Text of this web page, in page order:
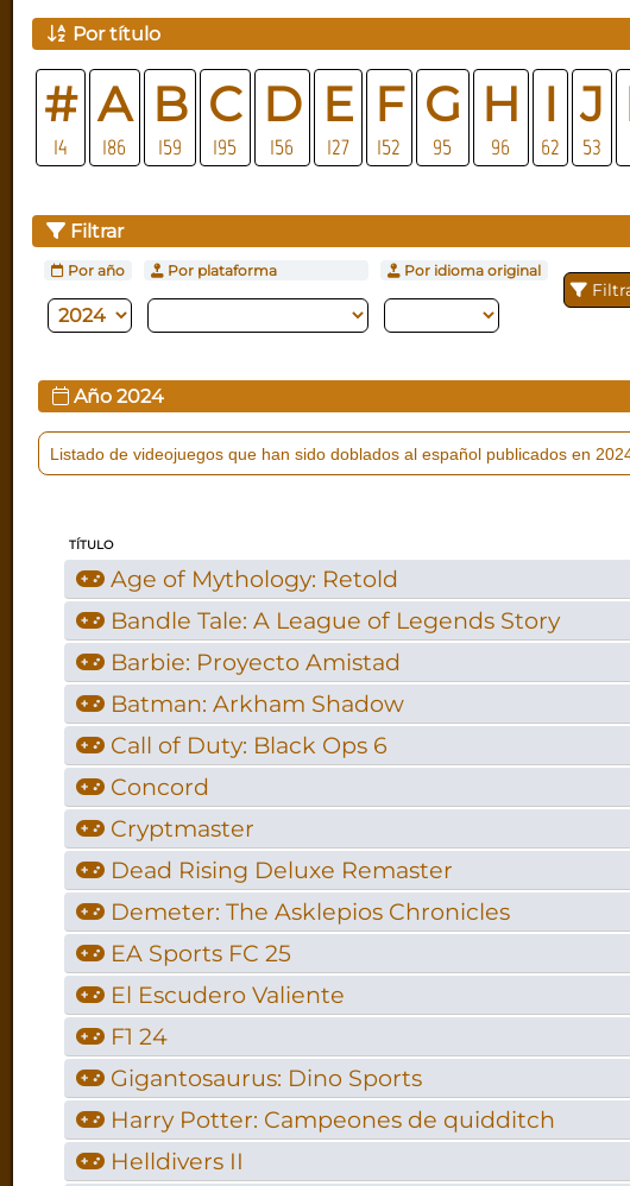
Por título
#
14
A
186
B
159
C
195
D
156
E
127
F
152
G
95
H
96
I
62
J
53
Filtrar
Por año Por plataforma Por idioma original
Año 2024
Listado de videojuegos que han sido doblados al español publicados en
TÍTULO
Age of Mythology: Retold
Bandle Tale: A League of Legends Story
Barbie: Proyecto Amistad
Batman: Arkham Shadow
Call of Duty: Black Ops 6
Concord
Cryptmaster
Dead Rising Deluxe Remaster
Demeter: The Asklepios Chronicles
EA Sports FC 25
El Escudero Valiente
F1 24
Gigantosaurus: Dino Sports
Harry Potter: Campeones de quidditch
Helldivers II